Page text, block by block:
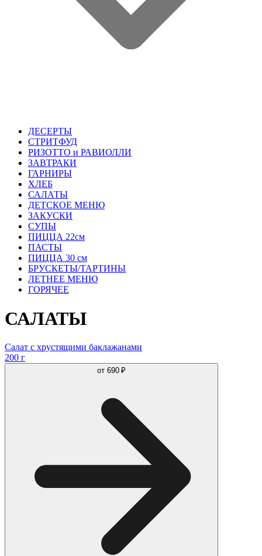
ДЕСЕРТЫ
СТРИТФУД
РИЗОТТО и РАВИОЛЛИ
ЗАВТРАКИ
ГАРНИРЫ
ХЛЕБ
САЛАТЫ
ДЕТСКОЕ МЕНЮ
ЗАКУСКИ
СУПЫ
ПИЦЦА 22см
ПАСТЫ
ПИЦЦА 30 см
БРУСКЕТЫ/ТАРТИНЫ
ЛЕТНЕЕ МЕНЮ
ГОРЯЧЕЕ
САЛАТЫ
Салат с хрустящими баклажанами
200 г
от 690 ₽